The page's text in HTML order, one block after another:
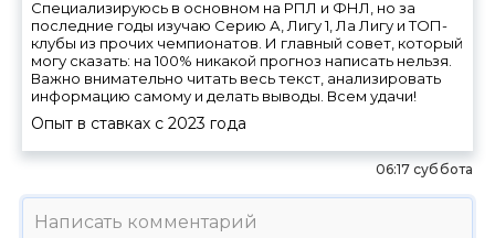
Специализируюсь в основном на РПЛ и ФНЛ, но за
последние годы изучаю Серию А, Лигу 1, Ла Лигу и ТОП-
клубы из прочих чемпионатов. И главный совет, который
могу сказать: на 100% никакой прогноз написать нельзя.
Важно внимательно читать весь текст, анализировать
информацию самому и делать выводы. Всем удачи!
Опыт в ставках с 2023 года
06:17 суббота